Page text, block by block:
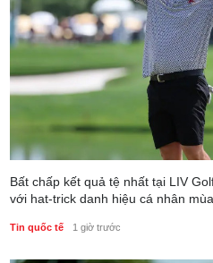
Bất chấp kết quả tệ nhất tại LIV
với hat-trick danh hiệu cá nhân
Tin quốc tế 1 giờ trước